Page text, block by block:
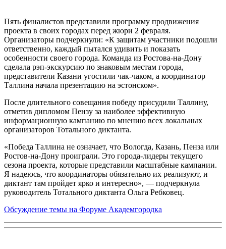
Пять финалистов представили программу продвижения
проекта в своих городах перед жюри 2 февраля.
Организаторы подчеркнули: «К защитам участники подошли
ответственно, каждый пытался удивить и показать
особенности своего города. Команда из Ростова-на-Дону
сделала рэп-экскурсию по знаковым местам города,
представители Казани угостили чак-чаком, а координатор
Таллина начала презентацию на эстонском».
После длительного совещания победу присудили Таллину,
отметив дипломом Пензу за наиболее эффективную
информационную кампанию по мнению всех локальных
организаторов Тотального диктанта.
«Победа Таллина не означает, что Вологда, Казань, Пенза или
Ростов-на-Дону проиграли. Это города-лидеры текущего
сезона проекта, которые представили масштабные кампании.
Я надеюсь, что координаторы обязательно их реализуют, и
диктант там пройдет ярко и интересно», — подчеркнула
руководитель Тотального диктанта Ольга Ребковец.
Обсуждение темы на Форуме Академгородка